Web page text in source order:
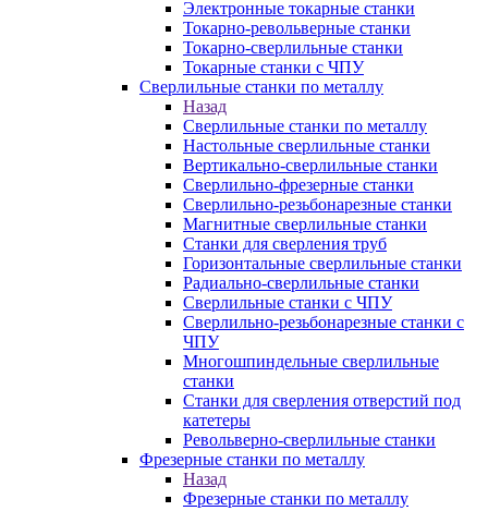
Электронные токарные станки
Токарно-револьверные станки
Токарно-сверлильные станки
Токарные станки с ЧПУ
Сверлильные станки по металлу
Назад
Сверлильные станки по металлу
Настольные сверлильные станки
Вертикально-сверлильные станки
Сверлильно-фрезерные станки
Сверлильно-резьбонарезные станки
Магнитные сверлильные станки
Станки для сверления труб
Горизонтальные сверлильные станки
Радиально-сверлильные станки
Сверлильные станки с ЧПУ
Сверлильно-резьбонарезные станки с
ЧПУ
Многошпиндельные сверлильные
станки
Станки для сверления отверстий под
катетеры
Револьверно-сверлильные станки
Фрезерные станки по металлу
Назад
Фрезерные станки по металлу